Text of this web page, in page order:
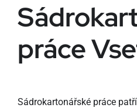
práce
Sádrokartonářské práce